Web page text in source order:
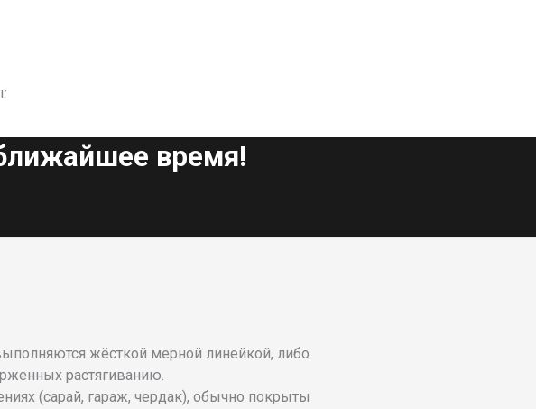
время!
жёсткой мерной линейкой, либо
растягиванию.
(сарай, гараж, чердак), обычно покрыты